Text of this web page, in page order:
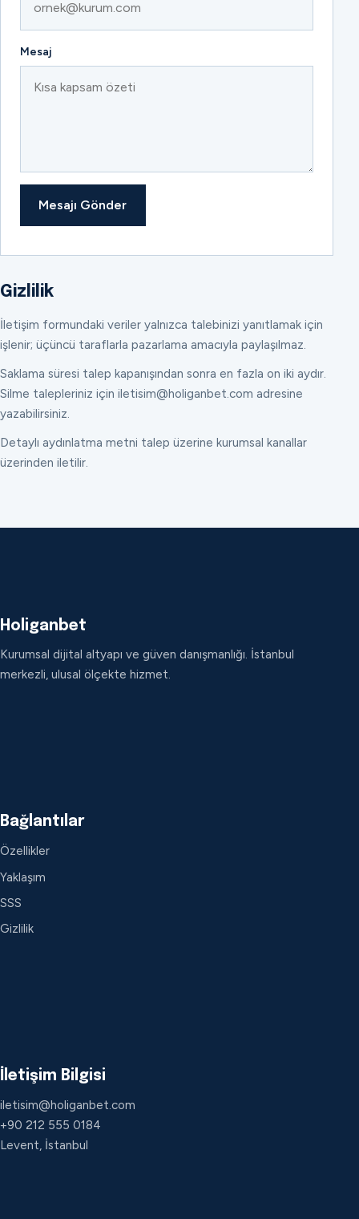
Mesaj
Mesajı Gönder
Gizlilik
İletişim formundaki veriler yalnızca talebinizi yanıtlamak için
işlenir; üçüncü taraflarla pazarlama amacıyla paylaşılmaz.
Saklama süresi talep kapanışından sonra en fazla on iki aydır.
Silme talepleriniz için iletisim@holiganbet.com adresine
yazabilirsiniz.
Detaylı aydınlatma metni talep üzerine kurumsal kanallar
üzerinden iletilir.
Holiganbet
Kurumsal dijital altyapı ve güven danışmanlığı. İstanbul
merkezli, ulusal ölçekte hizmet.
Bağlantılar
Özellikler
Yaklaşım
SSS
Gizlilik
İletişim Bilgisi
iletisim@holiganbet.com
+90 212 555 0184
Levent, İstanbul